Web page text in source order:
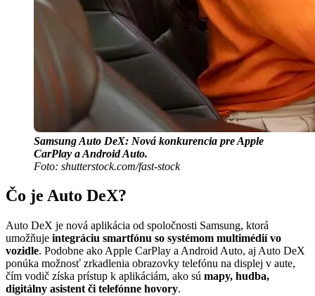
Samsung Auto DeX: Nová konkurencia pre Apple
CarPlay a Android Auto.
Foto: shutterstock.com/fast-stock
Čo je Auto DeX?
Auto DeX je nová aplikácia od spoločnosti Samsung, ktorá
umožňuje integráciu smartfónu so systémom multimédií vo
vozidle. Podobne ako Apple CarPlay a Android Auto, aj Auto DeX
ponúka možnosť zrkadlenia obrazovky telefónu na displej v aute,
čím vodič získa prístup k aplikáciám, ako sú mapy, hudba,
digitálny asistent či telefónne hovory.